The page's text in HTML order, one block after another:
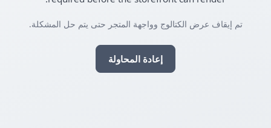
تم إيقاف عرض الكتالوج وواجهة المتجر حتى يتم حل المشكلة.
إعادة المحاولة